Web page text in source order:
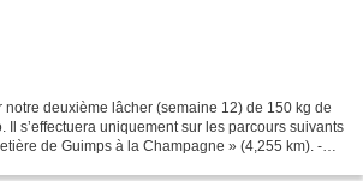
deuxième lâcher (semaine 12) de 150 kg de
Il s’effectuera uniquement sur les parcours suivants
de Guimps à la Champagne » (4,255 km). -